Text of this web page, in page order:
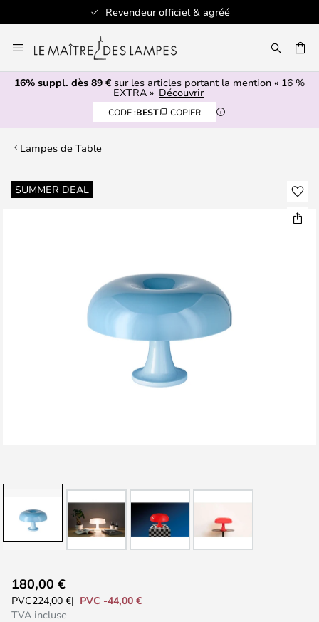
Revendeur officiel & agréé
au
contenu
16% suppl. dès 89 € sur les articles portant la mention « 16 %
EXTRA » Découvrir
CODE :BEST COPIER
Lampes de Table
SUMMER DEAL
Skip
to
to
the
180,00 €
PVC224,00 €
PVC -44,00 €
TVA incluse